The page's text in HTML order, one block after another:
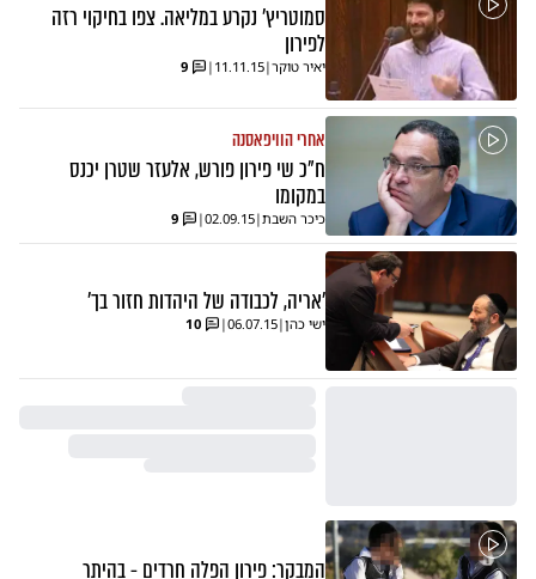
סמוטריץ' נקרע במליאה. צפו בחיקוי רזה
לפירון
יאיר טוקר|
11.11.15
|
9
אחרי הוויפאסנה
ח"כ שי פירון פורש, אלעזר שטרן יכנס
במקומו
כיכר השבת|
02.09.15
|
9
'אריה, לכבודה של היהדות חזור בך'
ישי כהן |
06.07.15
|
10
המבקר: פירון הפלה חרדים - בהיתר